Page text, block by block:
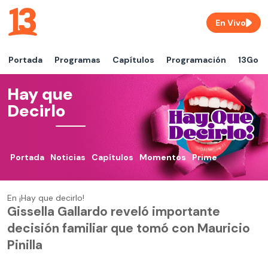
Portada Programas Capítulos Programación 13Go
En Vivo
Hay que
Decirlo
Portada Noticias Capítulos Momentos Prime
En ¡Hay que decirlo!
Gissella Gallardo reveló importante
decisión familiar que tomó con Mauricio
Pinilla